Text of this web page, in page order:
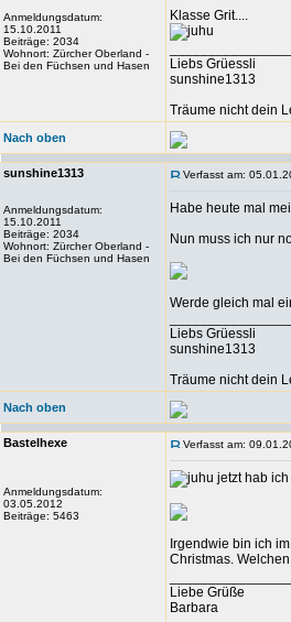
Anmeldungsdatum:
15.10.2011
Beiträge: 2034
Wohnort: Zürcher Oberland -
Bei den Füchsen und Hasen
Klasse Grit....
Liebs Grüessli
sunshine1313
Träume nicht dein
Nach oben
sunshine1313
Anmeldungsdatum:
15.10.2011
Beiträge: 2034
Wohnort: Zürcher Oberland -
Bei den Füchsen und Hasen
Verfasst am:
Habe heute mal
Nun muss ich nur
Werde gleich mal
Liebs Grüessli
sunshine1313
Träume nicht dein
Nach oben
Bastelhexe
Anmeldungsdatum:
03.05.2012
Beiträge: 5463
Verfasst am:
jetzt hab
Irgendwie bin ich
Christmas.
Liebe Grüße
Barbara